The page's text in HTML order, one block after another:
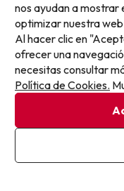
nos ayudan a mostrar
optimizar nuestra
Al hacer clic en
ofrecer una
necesitas consultar
Política de Cookies.